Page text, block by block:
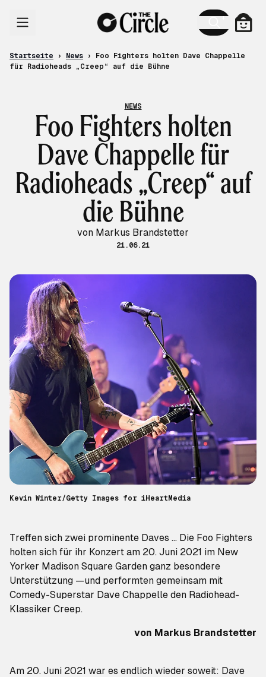
Startseite › News ›
Foo Fighters holten Dave Chappelle
für Radioheads „Creep“ auf die Bühne
NEWS
Foo Fighters holten
Dave Chappelle für
Radioheads „Creep“ auf
die Bühne
von Markus Brandstetter
21.06.21
Kevin Winter/Getty Images for iHeartMedia
Treffen sich zwei prominente Daves … Die Foo Fighters
holten sich für ihr Konzert am 20. Juni 2021 im New
Yorker Madison Square Garden ganz besondere
Unterstützung —und performten gemeinsam mit
Comedy-Superstar Dave Chappelle den Radiohead-
Klassiker Creep.
von Markus Brandstetter
Am 20. Juni 2021 war es endlich wieder soweit: Dave